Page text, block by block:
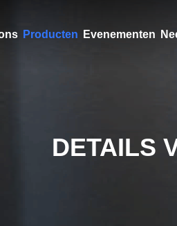
Producten Evenementen
DETAILS